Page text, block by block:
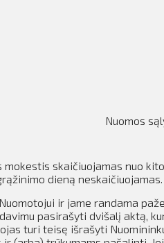
Nuomos
mokestis skaičiuojamas nuo
dieną neskaičiuojamas.
ir jame randama
pasirašyti dvišalį aktą,
turi teisę išrašyti